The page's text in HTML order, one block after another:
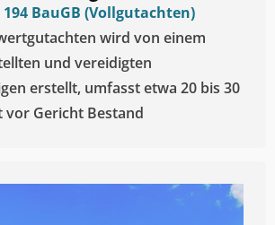
194 BauGB (Vollgutachten)
wird von einem
und vereidigten
erstellt, umfasst etwa 20 bis 30
vor Gericht Bestand